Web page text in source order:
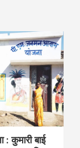
कुमारी बाई